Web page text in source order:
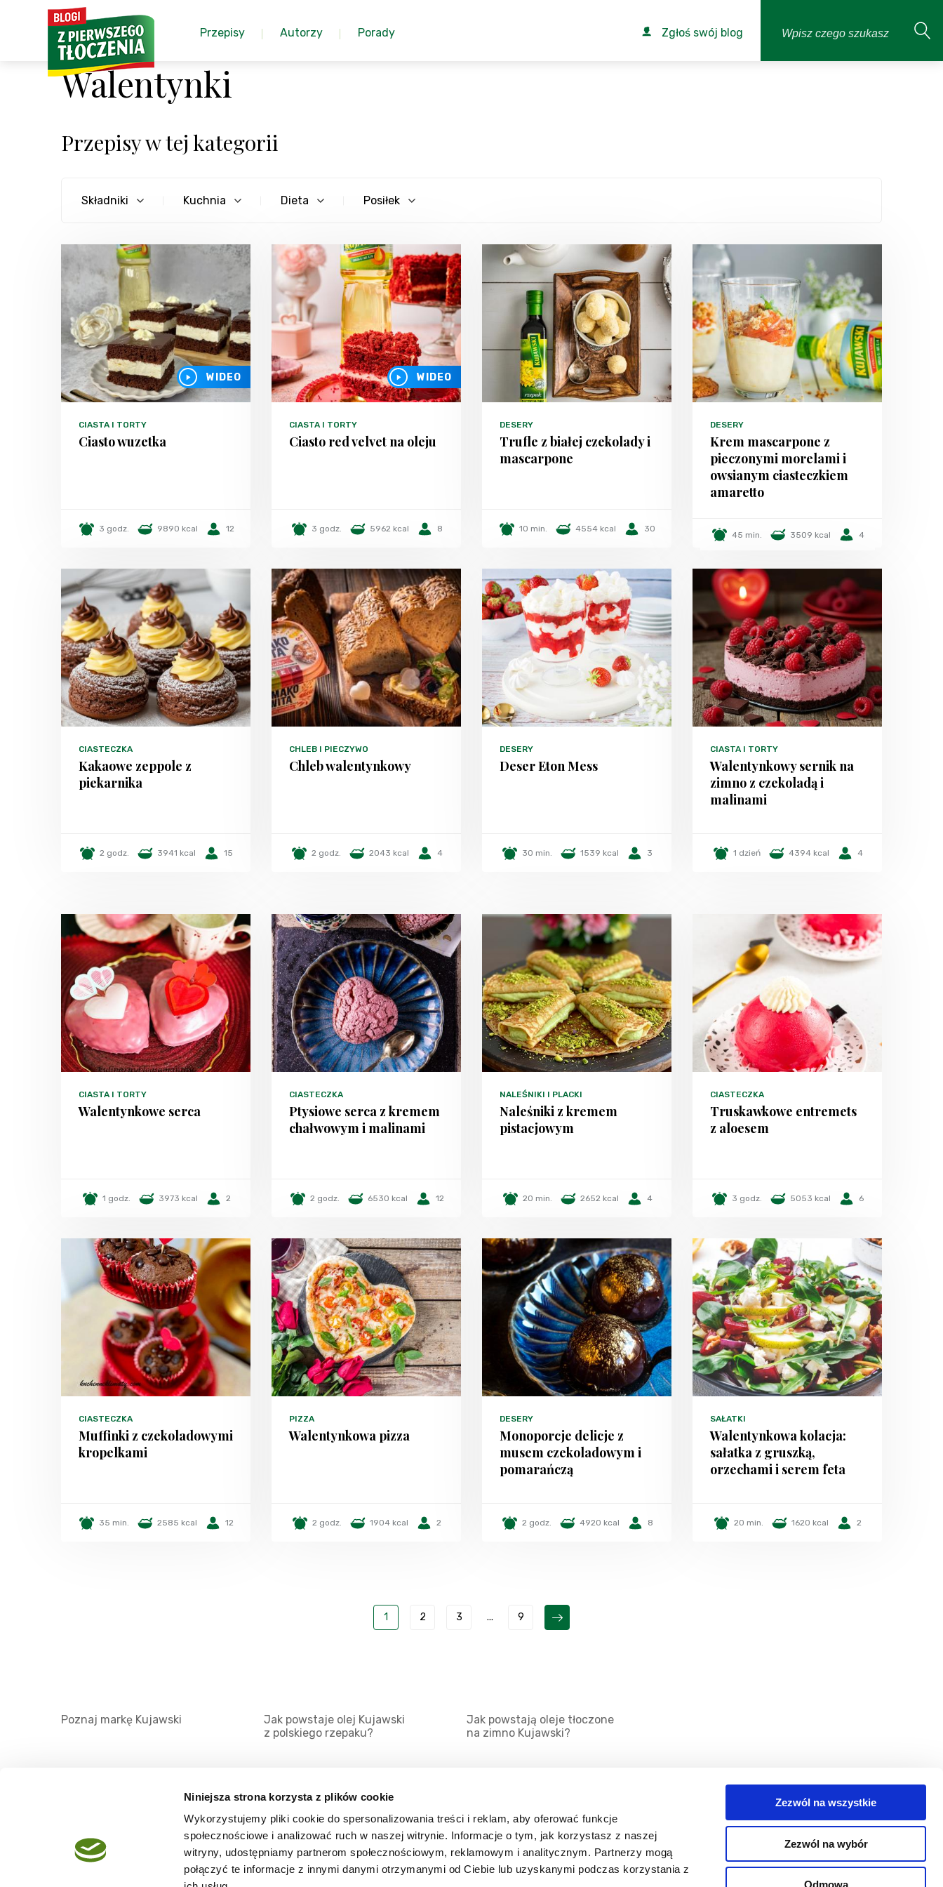
Niniejsza strona korzysta z plików cookie
Wykorzystujemy pliki cookie do spersonalizowania treści i reklam, aby oferować funkcje
społecznościowe i analizować ruch w naszej witrynie. Informacje o tym, jak korzystasz z naszej
witryny, udostępniamy partnerom społecznościowym, reklamowym i analitycznym. Partnerzy mogą
połączyć te informacje z innymi danymi otrzymanymi od Ciebie lub uzyskanymi podczas korzystania z
Zezwól na wszystkie
Zezwól na wybór
Odmowa
Przepisy Autorzy Porady Zgłoś swój blog
Walentynki
Przepisy w tej kategorii
Składniki Kuchnia Dieta Posiłek
WIDEO
CIASTA I TORTY
Ciasto wuzetka
3 godz. 9890 kcal 12
WIDEO
CIASTA I TORTY
Ciasto red velvet na oleju
3 godz. 5962 kcal 8
DESERY
Trufle z białej czekolady i
mascarpone
10 min. 4554 kcal 30
DESERY
Krem mascarpone z
pieczonymi morelami i
owsianym ciasteczkiem
amaretto
45 min. 3509 kcal 4
CIASTECZKA
Kakaowe zeppole z
piekarnika
2 godz. 3941 kcal 15
CHLEB I PIECZYWO
Chleb walentynkowy
2 godz. 2043 kcal 4
DESERY
Deser Eton Mess
30 min. 1539 kcal 3
CIASTA I TORTY
Walentynkowy sernik na
zimno z czekoladą i
malinami
1 dzień 4394 kcal 4
CIASTA I TORTY
Walentynkowe serca
1 godz. 3973 kcal 2
CIASTECZKA
Ptysiowe serca z kremem
chałwowym i malinami
2 godz. 6530 kcal 12
NALEŚNIKI I PLACKI
Naleśniki z kremem
pistacjowym
20 min. 2652 kcal 4
CIASTECZKA
Truskawkowe entremets
z aloesem
3 godz. 5053 kcal 6
CIASTECZKA
Muffinki z czekoladowymi
kropelkami
35 min. 2585 kcal 12
PIZZA
Walentynkowa pizza
2 godz. 1904 kcal 2
DESERY
Monoporcje delicje z
musem czekoladowym i
pomarańczą
2 godz. 4920 kcal 8
SAŁATKI
Walentynkowa kolacja:
sałatka z gruszką,
orzechami i serem feta
20 min. 1620 kcal 2
1 2 3 ... 9
Poznaj markę Kujawski
Jak powstaje olej Kujawski
z polskiego rzepaku?
Jak powstają oleje tłoczone
na zimno Kujawski?
Regulamin
Mapa serwisu
Kanały RSS
Porady
Kategorie
Kontakt
Zaloguj się